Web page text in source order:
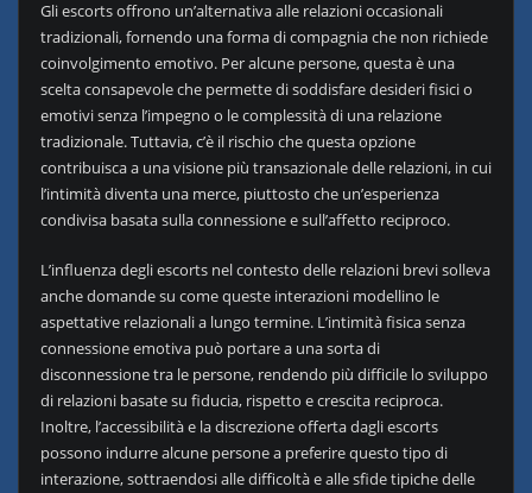
Gli escorts offrono un’alternativa alle relazioni occasionali
tradizionali, fornendo una forma di compagnia che non richiede
coinvolgimento emotivo. Per alcune persone, questa è una
scelta consapevole che permette di soddisfare desideri fisici o
emotivi senza l’impegno o le complessità di una relazione
tradizionale. Tuttavia, c’è il rischio che questa opzione
contribuisca a una visione più transazionale delle relazioni, in cui
l’intimità diventa una merce, piuttosto che un’esperienza
condivisa basata sulla connessione e sull’affetto reciproco.
L’influenza degli escorts nel contesto delle relazioni brevi solleva
anche domande su come queste interazioni modellino le
aspettative relazionali a lungo termine. L’intimità fisica senza
connessione emotiva può portare a una sorta di
disconnessione tra le persone, rendendo più difficile lo sviluppo
di relazioni basate su fiducia, rispetto e crescita reciproca.
Inoltre, l’accessibilità e la discrezione offerta dagli escorts
possono indurre alcune persone a preferire questo tipo di
interazione, sottraendosi alle difficoltà e alle sfide tipiche delle